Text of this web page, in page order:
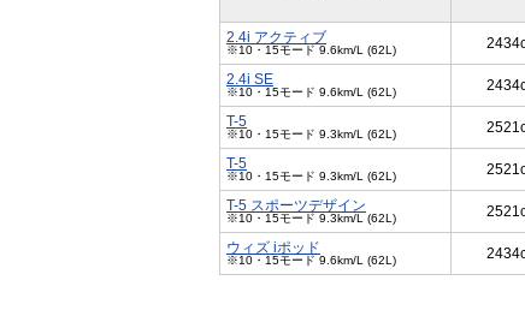
2.4i アクティブ
※10・15モード 9.6km/L (62L)
2.4i SE
※10・15モード 9.6km/L (62L)
T-5
※10・15モード 9.3km/L (62L)
T-5
※10・15モード 9.3km/L (62L)
T-5 スポーツデザイン
※10・15モード 9.3km/L (62L)
ウィズ iポッド
※10・15モード 9.6km/L (62L)